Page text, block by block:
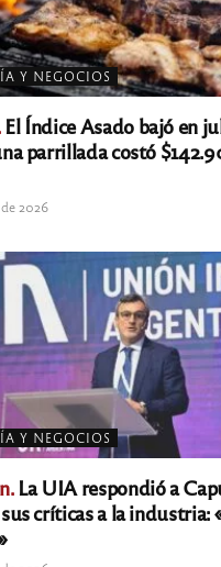
Y NEGOCIOS
El Índice Asado bajó en
parrillada costó
2026
Y NEGOCIOS
La UIA respondió a
críticas a la industria: